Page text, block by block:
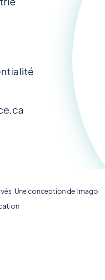
Une conception de Imago